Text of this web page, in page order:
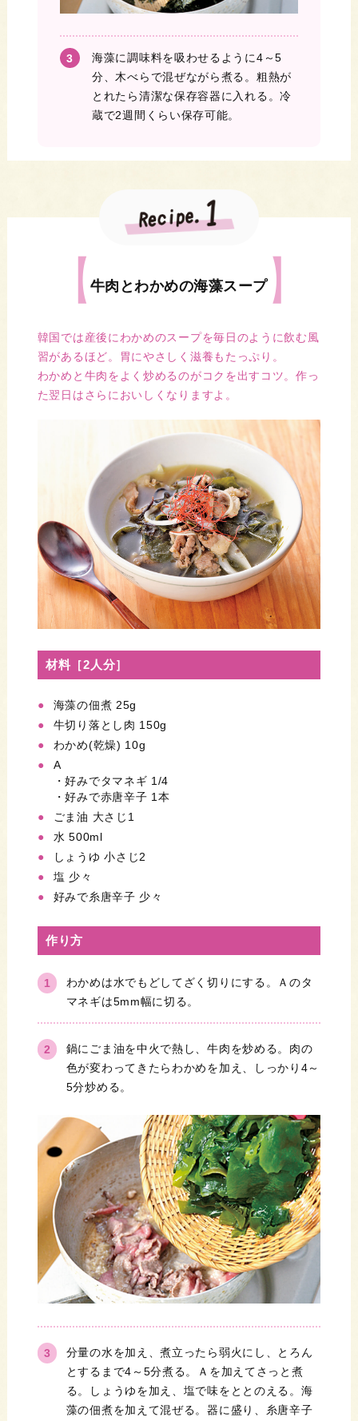
海藻に調味料を吸わせるように4～5
分、木べらで混ぜながら煮る。粗熱が
とれたら清潔な保存容器に入れる。冷
蔵で2週間くらい保存可能。
牛肉とわかめの海藻スープ
韓国では産後にわかめのスープを毎日のように飲む風
習があるほど。胃にやさしく滋養もたっぷり。
わかめと牛肉をよく炒めるのがコクを出すコツ。作っ
た翌日はさらにおいしくなりますよ。
材料［2人分］
海藻の佃煮 25g
牛切り落とし肉 150g
わかめ(乾燥) 10g
A
・好みでタマネギ 1/4
・好みで赤唐辛子 1本
ごま油 大さじ1
水 500ml
しょうゆ 小さじ2
塩 少々
好みで糸唐辛子 少々
作り方
わかめは水でもどしてざく切りにする。Ａのタ
マネギは5mm幅に切る。
鍋にごま油を中火で熱し、牛肉を炒める。肉の
色が変わってきたらわかめを加え、しっかり4～
5分炒める。
分量の水を加え、煮立ったら弱火にし、とろん
とするまで4～5分煮る。Ａを加えてさっと煮
る。しょうゆを加え、塩で味をととのえる。海
藻の佃煮を加えて混ぜる。器に盛り、糸唐辛子